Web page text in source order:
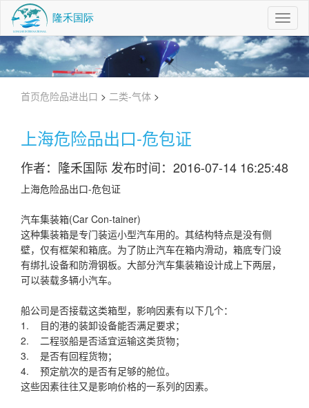
首页危险品进出口 > 二类-气体 >
上海危险品出口-危包证
作者：隆禾国际 发布时间：2016-07-14 16:25:48
上海危险品出口-危包证
汽车集装箱(Car Con-tainer)
这种集装箱是专门装运小型汽车用的。其结构特点是没有侧
壁，仅有框架和箱底。为了防止汽车在箱内滑动，箱底专门设
有绑扎设备和防滑钢板。大部分汽车集装箱设计成上下两层，
可以装载多辆小汽车。
船公司是否接载这类箱型，影响因素有以下几个：
1. 目的港的装卸设备能否满足要求；
2. 二程驳船是否适宜运输这类货物；
3. 是否有回程货物；
4. 预定航次的是否有足够的舱位。
这些因素往往又是影响价格的一系列的因素。